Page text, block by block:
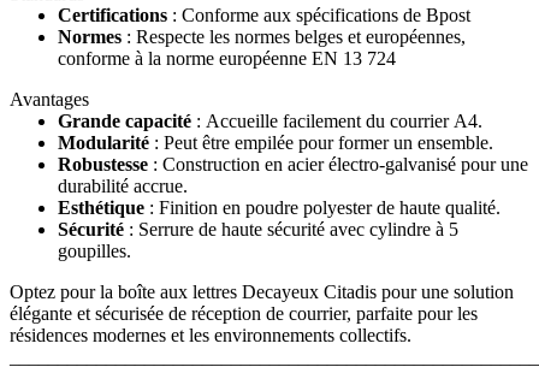
Certifications : Conforme aux spécifications de Bpost
Normes : Respecte les normes belges et européennes,
conforme à la norme européenne EN 13 724
Avantages
Grande capacité : Accueille facilement du courrier A4.
Modularité : Peut être empilée pour former un ensemble.
Robustesse : Construction en acier électro-galvanisé pour une
durabilité accrue.
Esthétique : Finition en poudre polyester de haute qualité.
Sécurité : Serrure de haute sécurité avec cylindre à 5
goupilles.
Optez pour la boîte aux lettres Decayeux Citadis pour une solution
élégante et sécurisée de réception de courrier, parfaite pour les
résidences modernes et les environnements collectifs.